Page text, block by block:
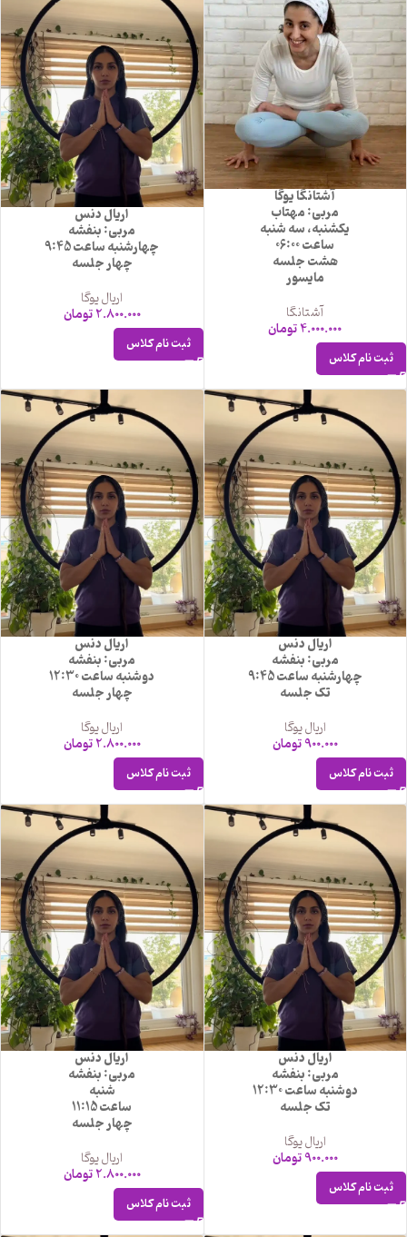
آشتانگا یوگا
مربی: مهتاب
یکشنبه، سه شنبه
ساعت 06:00
هشت جلسه
مایسور
آشتانگا
4.000.000تومان
ثبت نام کلاس
اریال دنس
مربی: بنفشه
چهارشنبه ساعت 9:45
چهار جلسه
اریال یوگا
2.800.000تومان
ثبت نام کلاس
اریال دنس
مربی: بنفشه
چهارشنبه ساعت 9:45
تک جلسه
اریال یوگا
900.000تومان
ثبت نام کلاس
اریال دنس
مربی: بنفشه
دوشنبه ساعت 12:30
چهار جلسه
اریال یوگا
2.800.000تومان
ثبت نام کلاس
اریال دنس
مربی: بنفشه
دوشنبه ساعت 12:30
تک جلسه
اریال یوگا
900.000تومان
ثبت نام کلاس
اریال دنس
مربی: بنفشه
شنبه
ساعت 11:15
چهار جلسه
اریال یوگا
2.800.000تومان
ثبت نام کلاس